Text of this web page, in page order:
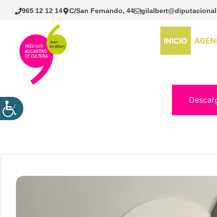
Saltar
965 12 12 14 C/San Fernando, 44
INICIO